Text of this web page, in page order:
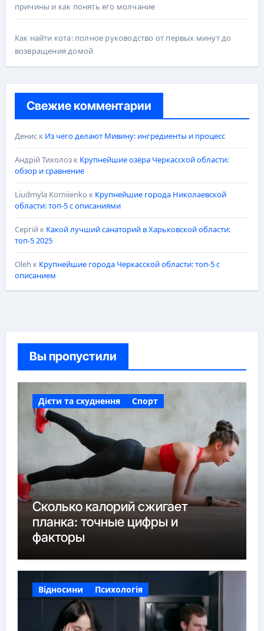
причины и как понять его молчание
Как найти кота: полное руководство от первых минут до
возвращения домой
Свежие комментарии
Дениск Из чего делают Мивину: ингредиенты и процесс
Андрій Тихолозк Крупнейшие озёра Черкасской области:
обзор и сравнение
Liudmyla Korniienko к Крупнейшие города Николаевской
области: топ-5 с описаниями
Сергійк Какой лучший санаторий в Харьковской области:
топ-5 2025
Oleh к Крупнейшие города Черкасской области: топ-5 с
описанием
Вы пропустили
Дієти та схуднення Спорт
Сколько калорий сжигает
планка: точные цифры и
факторы
Відносини Психологія